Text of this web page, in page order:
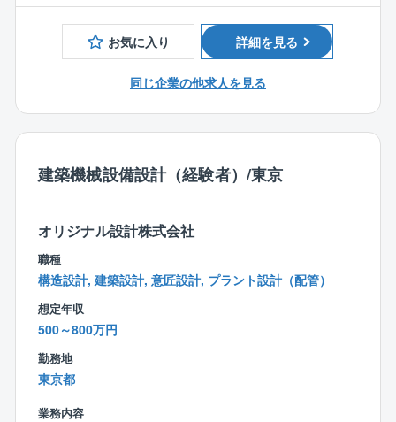
その他にも働き方に対する意識を高め、会社全体で残
業時間等の管理に取り組んでいます。
平均勤続年数：14年/年休：125日
1946年の創業以来、同社は「水」に関わるあらゆる国
内の処理施設を手掛け、水環境の設計・施工・運用・
メンテナンスを一貫して行う、「水の綜合企業」で
す。
上場する企業です。国内の上下水道施設に関する調
査・計画・設計・施工管理から、維持管理支援や経営
コンサルティングまでをトータルに受託しています。
構築、さらには東南アジアを中心とした海外での水環
ンジニアリングを通じて、公共性の高い社会資本整備
る安心感
商業施設のようなスピード感のある開発も刺激的です
が、ここでは「数十年、100年と街を支え続ける施設」
と向き合います。
トレンドに左右されることなく、RC造の構造設計とい
う専門技術を、腰を据えてじっくりと深めていくこと
ができます。
一つの物件に丁寧に向き合い、納得のいく設計をした
お気に入り 詳細を見る
同じ企業の他求人を見る
建築機械設備設計（経験者）/東京
オリジナル設計株式会社
職種
構造設計, 建築設計, 意匠設計, プラント設計（配管）
想定年収
500～800万円
勤務地
東京都
業務内容